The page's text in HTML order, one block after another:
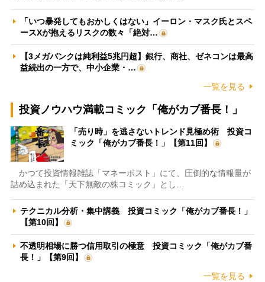
「いつ暴発してもおかしくはない」イーロン・マスク氏とスペ
ースXが抱えるリスクの数々「絶対…
【3メガバンクは純利益5兆円超】銀行、商社、ゼネコンは最高
益続出の一方で、中小企業・…
一覧を見る
投資ノウハウ満載コミック「俺がカブ番長！」
「売り時」を逃さないトレンド見極め術 投資コ
ミック「俺がカブ番長！」【第11回】
かつて投資情報雑誌「マネーポスト」にて、圧倒的な情報量が
詰め込まれた「天下無敵の株コミック」とし…
テクニカル分析・集中講義 投資コミック「俺がカブ番長！」
【第10回】
不透明相場に勝つ信用取引の極意 投資コミック「俺がカブ番
長！」【第9回】
一覧を見る